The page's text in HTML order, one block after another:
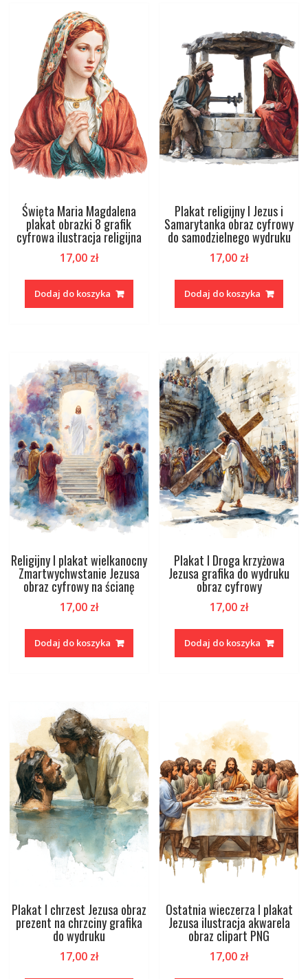
Święta Maria Magdalena
plakat obrazki 8 grafik
cyfrowa ilustracja religijna
17,00 zł
Dodaj do koszyka
Plakat religijny I Jezus i
Samarytanka obraz cyfrowy
do samodzielnego wydruku
17,00 zł
Dodaj do koszyka
Religijny I plakat wielkanocny
Zmartwychwstanie Jezusa
obraz cyfrowy na ścianę
17,00 zł
Dodaj do koszyka
Plakat I Droga krzyżowa
Jezusa grafika do wydruku
obraz cyfrowy
17,00 zł
Dodaj do koszyka
Plakat I chrzest Jezusa obraz
prezent na chrzciny grafika
do wydruku
17,00 zł
Ostatnia wieczerza I plakat
Jezusa ilustracja akwarela
obraz clipart PNG
17,00 zł